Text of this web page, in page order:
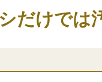
だけでは